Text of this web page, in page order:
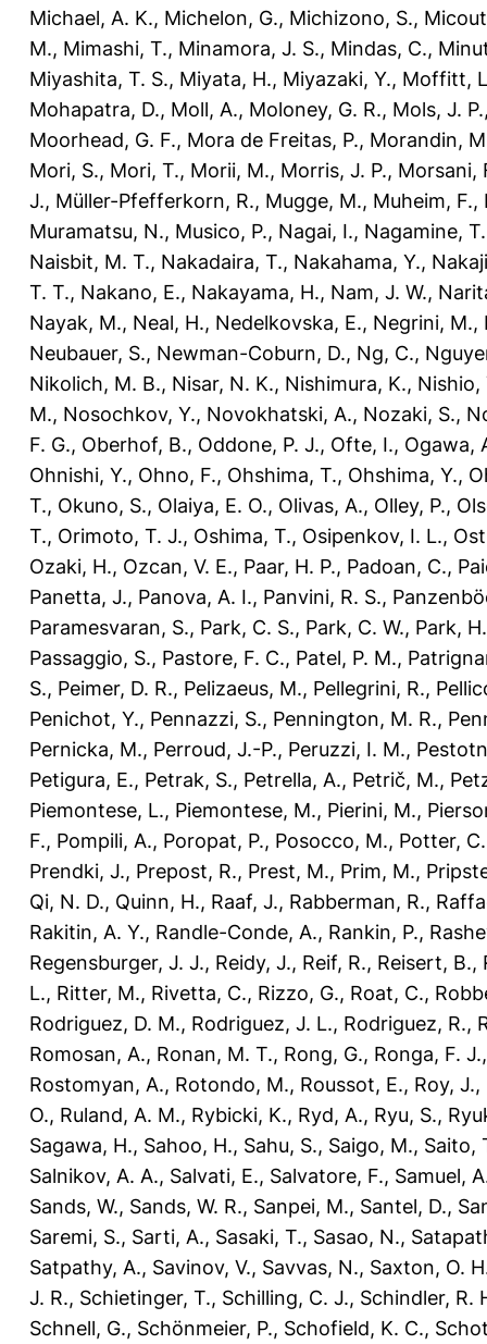
Michael, A. K., Michelon, G., Michizono, S.,
M., Mimashi, T., Minamora, J. S., Mindas, C.,
Miyashita, T. S., Miyata, H., Miyazaki, Y., Moffitt,
Mohapatra, D., Moll, A., Moloney, G. R., Mols, J. P.
Moorhead, G. F., Mora de Freitas, P., Morandin,
Mori, S., Mori, T., Morii, M., Morris, J. P., Morsani,
J., Müller-Pfefferkorn, R., Mugge, M., Muheim, F.,
Muramatsu, N., Musico, P., Nagai, I., Nagamine, T.
Naisbit, M. T., Nakadaira, T., Nakahama, Y.,
T. T., Nakano, E., Nakayama, H., Nam, J. W.,
Nayak, M., Neal, H., Nedelkovska, E., Negrini, M.,
Neubauer, S., Newman-Coburn, D., Ng, C.,
Nikolich, M. B., Nisar, N. K., Nishimura, K., Nishio,
M., Nosochkov, Y., Novokhatski, A., Nozaki, S.,
F. G., Oberhof, B., Oddone, P. J., Ofte, I., Ogawa,
Ohnishi, Y., Ohno, F., Ohshima, T., Ohshima, Y.,
T., Okuno, S., Olaiya, E. O., Olivas, A., Olley, P.,
T., Orimoto, T. J., Oshima, T., Osipenkov, I. L.,
Ozaki, H., Ozcan, V. E., Paar, H. P., Padoan, C.,
Panetta, J., Panova, A. I., Panvini, R. S.,
Paramesvaran, S., Park, C. S., Park, C. W., Park, H.
Passaggio, S., Pastore, F. C., Patel, P. M.,
S., Peimer, D. R., Pelizaeus, M., Pellegrini, R.,
Penichot, Y., Pennazzi, S., Pennington, M. R.,
Pernicka, M., Perroud, J.-P., Peruzzi, I. M.,
Petigura, E., Petrak, S., Petrella, A., Petrič, M.,
Piemontese, L., Piemontese, M., Pierini, M.,
F., Pompili, A., Poropat, P., Posocco, M., Potter,
Prendki, J., Prepost, R., Prest, M., Prim, M.,
Qi, N. D., Quinn, H., Raaf, J., Rabberman, R.,
Rakitin, A. Y., Randle-Conde, A., Rankin, P.,
Regensburger, J. J., Reidy, J., Reif, R., Reisert, B.,
L., Ritter, M., Rivetta, C., Rizzo, G., Roat, C.,
Rodriguez, D. M., Rodriguez, J. L., Rodriguez, R.,
Romosan, A., Ronan, M. T., Rong, G., Ronga, F. J.
Rostomyan, A., Rotondo, M., Roussot, E., Roy, J.,
O., Ruland, A. M., Rybicki, K., Ryd, A., Ryu, S.,
Sagawa, H., Sahoo, H., Sahu, S., Saigo, M., Saito,
Salnikov, A. A., Salvati, E., Salvatore, F., Samuel,
Sands, W., Sands, W. R., Sanpei, M., Santel, D.,
Saremi, S., Sarti, A., Sasaki, T., Sasao, N.,
Satpathy, A., Savinov, V., Savvas, N., Saxton, O.
J. R., Schietinger, T., Schilling, C. J., Schindler, R.
Schnell, G., Schönmeier, P., Schofield, K. C.,